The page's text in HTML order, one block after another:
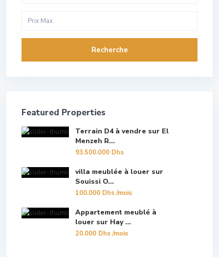
Recherche
Featured Properties
Terrain D4 à vendre sur El
Menzeh R...
93.500.000 Dhs
villa meublée à louer sur
Souissi O...
100.000 Dhs/mois
Appartement meublé à
louer sur Hay ...
20.000 Dhs/mois